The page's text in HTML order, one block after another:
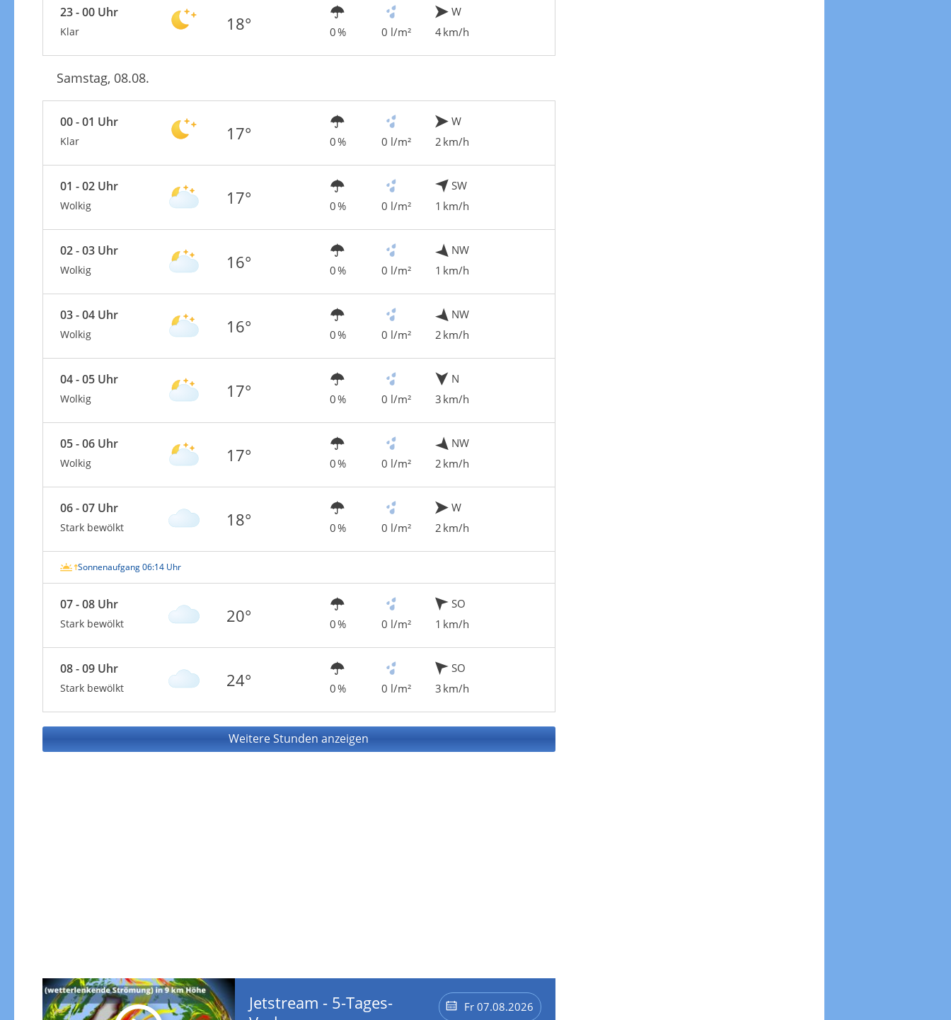
23 - 00 Uhr
Klar 18° 0 % 0 l/m²
W
4 km/h
Samstag, 08.08.
00 - 01 Uhr
Klar 17° 0 % 0 l/m²
W
2 km/h
01 - 02 Uhr
Wolkig 17° 0 % 0 l/m²
SW
1 km/h
02 - 03 Uhr
Wolkig 16° 0 % 0 l/m²
NW
1 km/h
03 - 04 Uhr
Wolkig 16° 0 % 0 l/m²
NW
2 km/h
04 - 05 Uhr
Wolkig 17° 0 % 0 l/m²
N
3 km/h
05 - 06 Uhr
Wolkig 17° 0 % 0 l/m²
NW
2 km/h
06 - 07 Uhr
Stark bewölkt 18° 0 % 0 l/m²
W
2 km/h
Sonnenaufgang 06:14 Uhr
07 - 08 Uhr
Stark bewölkt 20° 0 % 0 l/m²
SO
1 km/h
08 - 09 Uhr
Stark bewölkt 24° 0 % 0 l/m²
SO
3 km/h
Weitere Stunden anzeigen
Fr 07.08.2026
Jetstream - 5-Tages-